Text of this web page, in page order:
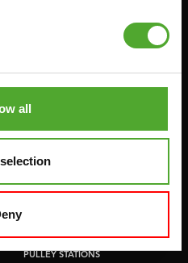
all
PULLEY STATIONS